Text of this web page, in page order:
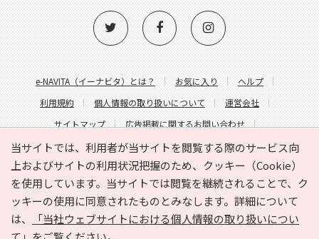
当サイトでは、利用者が当サイトを閲覧する際のサービス向
上およびサイトの利用状況把握のため、クッキー（Cookie）
を使用しています。当サイトでは閲覧を継続されることで、ク
ッキーの使用に同意されたものとみなします。詳細について
は、
「当社ウェブサイトにおける個人情報の取り扱いについ
e-NAVITA（イーナビタ）とは？ お気に入り
ヘルプ
利用規約
個人情報の取り扱いについて
運営会社
サイトマップ
広告掲載に関するお問い合わせ
サイトの内容に関するお問い合わせ
Copyright © HYOJITO.Co.,Ltd. All Rights Reserved.